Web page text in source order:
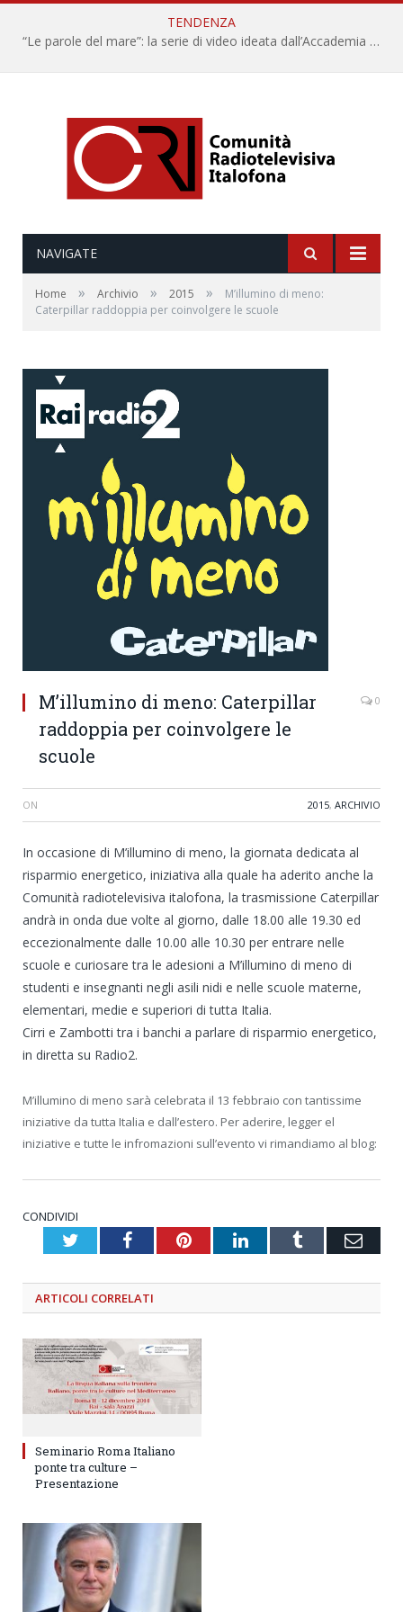
TENDENZA
“Le parole del mare”: la serie di video ideata dall’Accademia della Crusca e dalla Lega Navale italiana
NAVIGATE
Home » Archivio » 2015 »
M’illumino di meno:
Caterpillar raddoppia per coinvolgere le scuole
M’illumino di meno: Caterpillar
raddoppia per coinvolgere le
scuole
0
ON 2015, ARCHIVIO
In occasione di M’illumino di meno, la giornata dedicata al
risparmio energetico, iniziativa alla quale ha aderito anche la
Comunità radiotelevisiva italofona, la trasmissione Caterpillar
andrà in onda due volte al giorno, dalle 18.00 alle 19.30 ed
eccezionalmente dalle 10.00 alle 10.30 per entrare nelle
scuole e curiosare tra le adesioni a M’illumino di meno di
studenti e insegnanti negli asili nidi e nelle scuole materne,
elementari, medie e superiori di tutta Italia.
Cirri e Zambotti tra i banchi a parlare di risparmio energetico,
in diretta su Radio2.
M’illumino di meno sarà celebrata il 13 febbraio con tantissime
iniziative da tutta Italia e dall’estero. Per aderire, legger el
iniziative e tutte le infromazioni sull’evento vi rimandiamo al blog:
CONDIVIDI
TwitterFacebookPinterestLinkedInTumblr
ARTICOLI CORRELATI
Seminario Roma Italiano
ponte tra culture –
Presentazione